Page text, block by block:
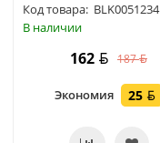
Код товара: BLK0051234
В наличии
162 187
Экономия 25